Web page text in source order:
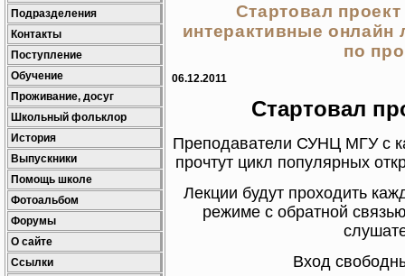
Подразделения
Контакты
Поступление
Обучение
Проживание, досуг
Школьный фольклор
История
Выпускники
Помощь школе
Фотоальбом
Форумы
О сайте
Ссылки
Стартовал
интерактивные онлайн
по
06.12.2011
Стартовал
Преподаватели СУНЦ МГУ с
прочтут цикл популярных
Лекции будут проходить
режиме с обратной
Вход